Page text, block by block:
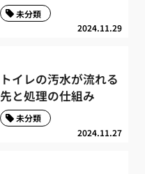
2024.11.29
未分類
トイレの汚水が流れる
先と処理の仕組み
2024.11.27
未分類